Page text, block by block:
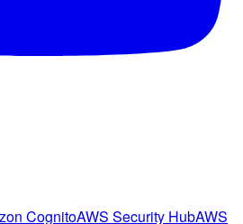
CognitoAWS Security HubAWS